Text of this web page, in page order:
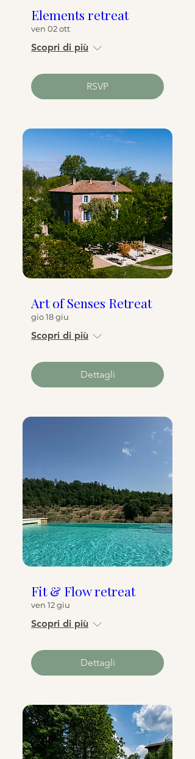
Elements retreat
ven 02 ott
Scopri di più
RSVP
Art of Senses Retreat
gio 18 giu
Scopri di più
Dettagli
Fit & Flow retreat
ven 12 giu
Scopri di più
Dettagli